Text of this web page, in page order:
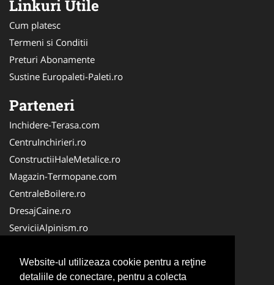
Website-ul utilizeaza cookie pentru a reţine
detaliile de conectare, pentru a colecta
Linkuri Utile
Cum platesc
Termeni si Conditii
Preturi Abonamente
Sustine Europaleti-Paleti.ro
Parteneri
Inchidere-Terasa.com
CentruInchirieri.ro
ConstructiiHaleMetalice.ro
Magazin-Termopane.com
CentraleBoilere.ro
DresajCaine.ro
ServiciiAlpinism.ro
Alpinist-Utilitar.com
CuratenieSpatiiComerciale.ro